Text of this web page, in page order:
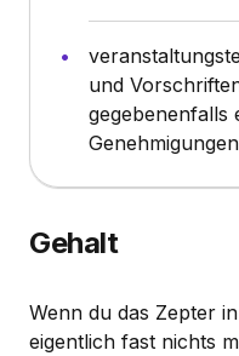
und
gegebenenfalls
Gehalt
Wenn du das Zepter
eigentlich fast nichts